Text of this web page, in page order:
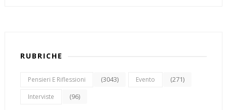
RUBRICHE
Pensieri E Riflessioni (3043) Evento (271)
Interviste (96)